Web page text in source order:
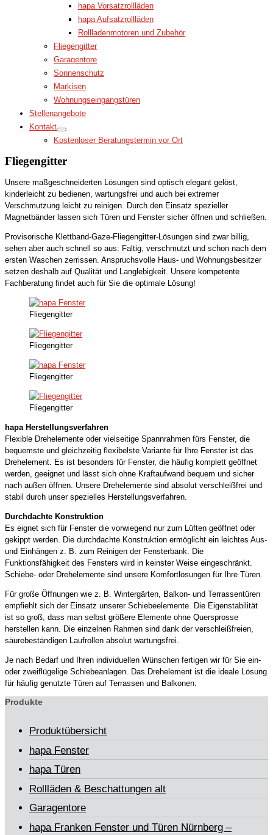
hapa Vorsatzrollläden
hapa Aufsatzrollläden
Rollladenmotoren und Zubehör
Fliegengitter
Garagentore
Sonnenschutz
Markisen
Wohnungseingangstüren
Stellenangebote
Kontakt
Kostenloser Beratungstermin vor Ort
Fliegengitter
Unsere maßgeschneiderten Lösungen sind optisch elegant gelöst,
kinderleicht zu bedienen, wartungsfrei und auch bei extremer
Verschmutzung leicht zu reinigen. Durch den Einsatz spezieller
Magnetbänder lassen sich Türen und Fenster sicher öffnen und schließen.
Provisorische Klettband-Gaze-Fliegengitter-Lösungen sind zwar billig,
sehen aber auch schnell so aus: Faltig, verschmutzt und schon nach dem
ersten Waschen zerrissen. Anspruchsvolle Haus- und Wohnungsbesitzer
setzen deshalb auf Qualität und Langlebigkeit. Unsere kompetente
Fachberatung findet auch für Sie die optimale Lösung!
Fliegengitter
Fliegengitter
Fliegengitter
Fliegengitter
hapa Herstellungsverfahren
Flexible Drehelemente oder vielseitige Spannrahmen fürs Fenster, die
bequemste und gleichzeitig flexibelste Variante für Ihre Fenster ist das
Drehelement. Es ist besonders für Fenster, die häufig komplett geöffnet
werden, geeignet und lässt sich ohne Kraftaufwand bequem und sicher
nach außen öffnen. Unsere Drehelemente sind absolut verschleißfrei und
stabil durch unser spezielles Herstellungsverfahren.
Durchdachte Konstruktion
Es eignet sich für Fenster die vorwiegend nur zum Lüften geöffnet oder
gekippt werden. Die durchdachte Konstruktion ermöglicht ein leichtes Aus-
und Einhängen z. B. zum Reinigen der Fensterbank. Die
Funktionsfähigkeit des Fensters wird in keinster Weise eingeschränkt.
Schiebe- oder Drehelemente sind unsere Komfortlösungen für Ihre Türen.
Für große Öffnungen wie z. B. Wintergärten, Balkon- und Terrassentüren
empfiehlt sich der Einsatz unserer Schiebeelemente. Die Eigenstabilität
ist so groß, dass man selbst größere Elemente ohne Quersprosse
herstellen kann. Die einzelnen Rahmen sind dank der verschleißfreien,
säurebeständigen Laufrollen absolut wartungsfrei.
Je nach Bedarf und Ihren individuellen Wünschen fertigen wir für Sie ein-
oder zweiflügelige Schiebeanlagen. Das Drehelement ist die ideale Lösung
für häufig genutzte Türen auf Terrassen und Balkonen.
Produkte
Produktübersicht
hapa Fenster
hapa Türen
Rollläden & Beschattungen alt
Garagentore
hapa Franken Fenster und Türen Nürnberg –